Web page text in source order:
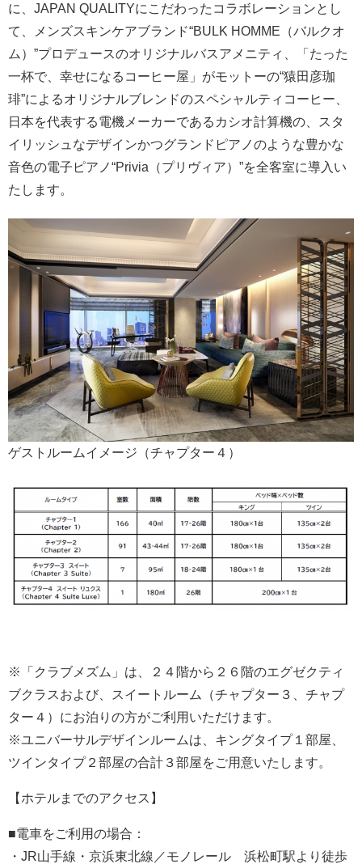
に、JAPAN QUALITYにこだわったコラボレーションとし
て、メンズスキンケアブランド“BULK HOMME（バルクオ
ム）”プロデュースのオリジナルバスアメニティ、「たった
一杯で、幸せになるコーヒー屋」がモットーの“猿田彦珈
琲”によるオリジナルブレンドのスペシャルティコーヒー、
日本を代表する電機メーカーであるカシオ計算機の、スタ
イリッシュなデザインかつグランドピアノのような豊かな
音色の電子ピアノ“Privia（プリヴィア）”を全客室に導入い
たします。
ゲストルームイメージ（チャプター４）
※「クラブメズム」は、２４階から２６階のエグゼクティ
ブクラスおよび、スイートルーム（チャプター３、チャプ
ター４）にお泊りの方がご利用いただけます。
※ユニバーサルデザインルームは、キングタイプ１部屋、
ツインタイプ２部屋の合計３部屋をご用意いたします。
【ホテルまでのアクセス】
■電車をご利用の場合：
・JR山手線・京浜東北線／モノレール 浜松町駅より徒歩